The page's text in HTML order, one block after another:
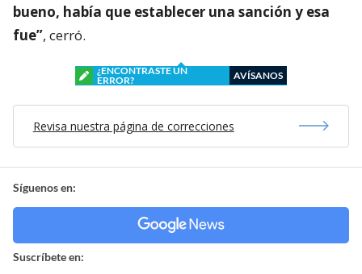
bueno, había que establecer una sanción y esa
fue”, cerró.
¿ENCONTRASTE UN
ERROR?
AVÍSANOS
Revisa nuestra página de correcciones
Síguenos en:
Suscríbete en: